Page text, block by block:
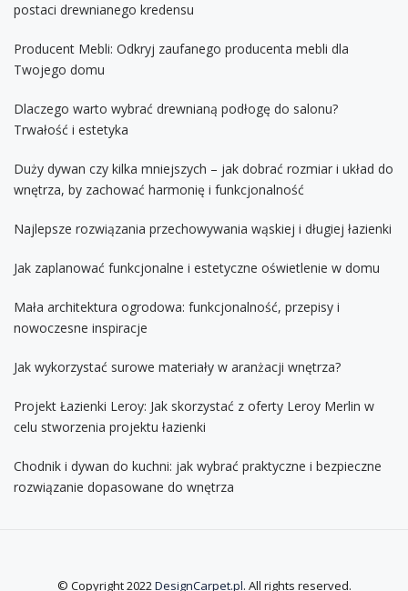
postaci drewnianego kredensu
Producent Mebli: Odkryj zaufanego producenta mebli dla
Twojego domu
Dlaczego warto wybrać drewnianą podłogę do salonu?
Trwałość i estetyka
Duży dywan czy kilka mniejszych – jak dobrać rozmiar i układ do
wnętrza, by zachować harmonię i funkcjonalność
Najlepsze rozwiązania przechowywania wąskiej i długiej łazienki
Jak zaplanować funkcjonalne i estetyczne oświetlenie w domu
Mała architektura ogrodowa: funkcjonalność, przepisy i
nowoczesne inspiracje
Jak wykorzystać surowe materiały w aranżacji wnętrza?
Projekt Łazienki Leroy: Jak skorzystać z oferty Leroy Merlin w
celu stworzenia projektu łazienki
Chodnik i dywan do kuchni: jak wybrać praktyczne i bezpieczne
rozwiązanie dopasowane do wnętrza
© Copyright 2022DesignCarpet.pl. All rights reserved.